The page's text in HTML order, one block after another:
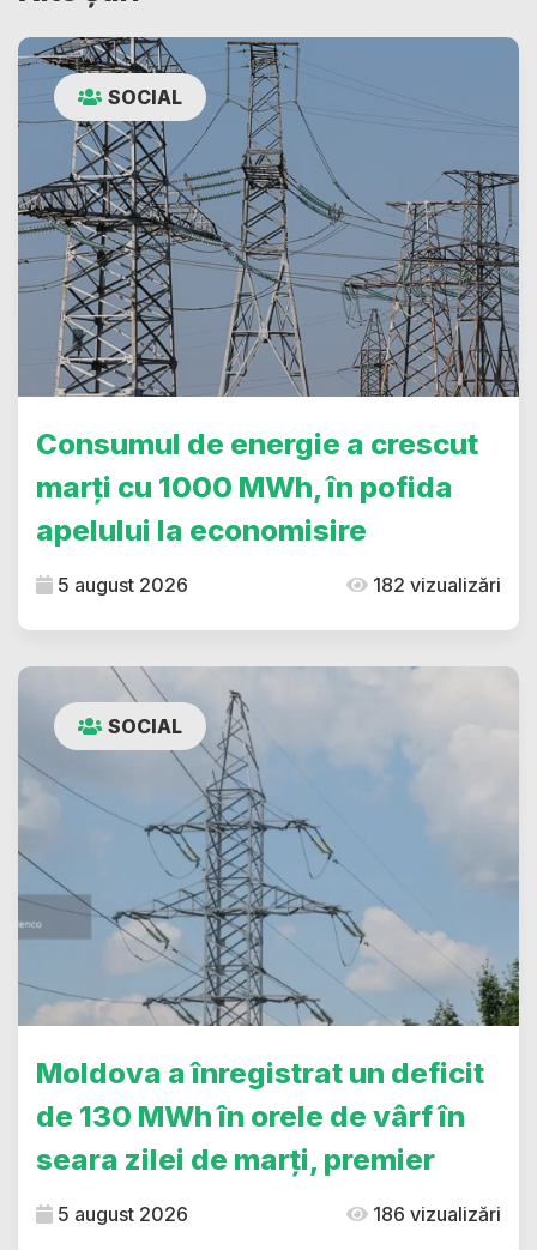
SOCIAL
Consumul de energie a crescut
marți cu 1000 MWh, în pofida
apelului la economisire
5 august 2026 182 vizualizări
SOCIAL
Moldova a înregistrat un deficit
de 130 MWh în orele de vârf în
seara zilei de marți, premier
5 august 2026 186 vizualizări